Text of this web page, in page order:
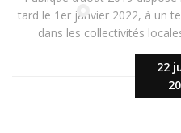
22
tard le 1er janvier 2022, à un
dans les collectivités